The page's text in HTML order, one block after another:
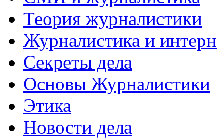
Теория журналистики
Журналистика и
Секреты дела
Основы Журналистики
Этика
Новости дела